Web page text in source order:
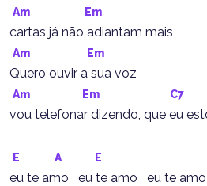
Am Em
cartas já não adiantam mais
Am Em
Quero ouvir a sua voz
Am Em C7
vou telefonar dizendo, que eu
E A E
eu te amo   eu te amo   eu te amo